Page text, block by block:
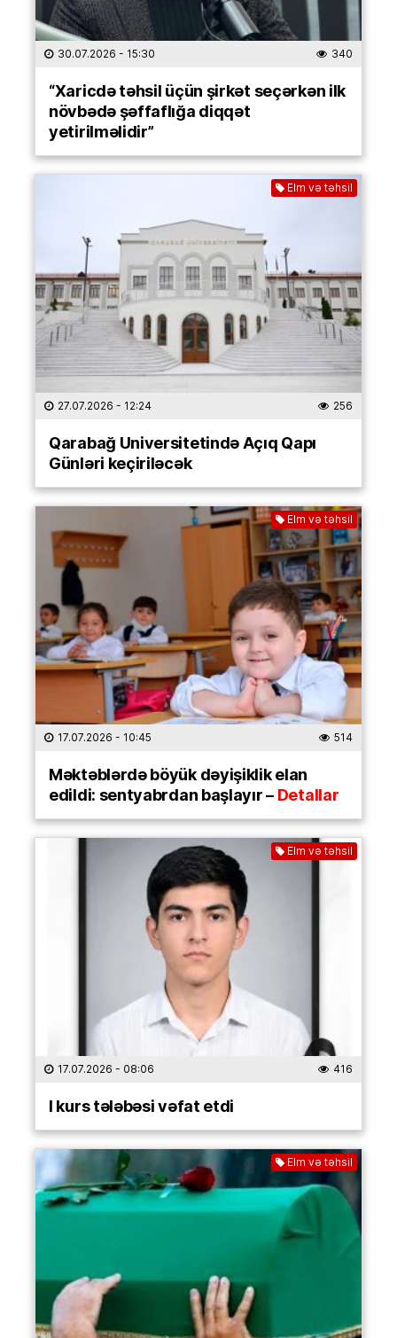
30.07.2026 - 15:30 340
“Xaricdə təhsil üçün şirkət seçərkən ilk
növbədə şəffaflığa diqqət
yetirilməlidir”
Elm və təhsil
27.07.2026 - 12:24 256
Qarabağ Universitetində Açıq Qapı
Günləri keçiriləcək
Elm və təhsil
17.07.2026 - 10:45 514
Məktəblərdə böyük dəyişiklik elan
edildi: sentyabrdan başlayır –Detallar
Elm və təhsil
17.07.2026 - 08:06 416
I kurs tələbəsi vəfat etdi
Elm və təhsil